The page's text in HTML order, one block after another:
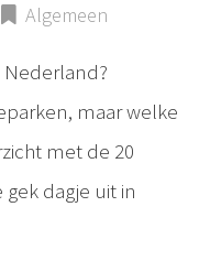
Algemeen
maar welke
met de 20
dagje uit in